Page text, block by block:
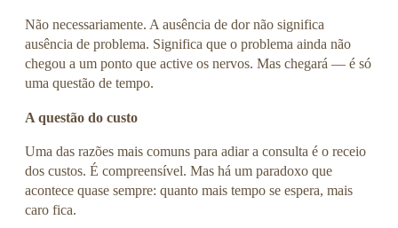
Não necessariamente. A ausência de dor não significa
ausência de problema. Significa que o problema ainda não
chegou a um ponto que active os nervos. Mas chegará — é só
uma questão de tempo.
A questão do custo
Uma das razões mais comuns para adiar a consulta é o receio
dos custos. É compreensível. Mas há um paradoxo que
acontece quase sempre: quanto mais tempo se espera, mais
caro fica.